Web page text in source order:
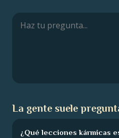
La gente suele
¿Qué lecciones kármicas